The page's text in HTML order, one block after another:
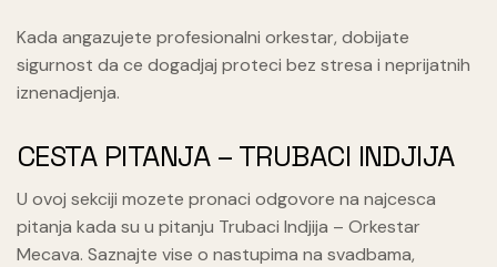
Kada angazujete profesionalni orkestar, dobijate
sigurnost da ce dogadjaj proteci bez stresa i neprijatnih
iznenadjenja.
CESTA PITANJA – TRUBACI INDJIJA
U ovoj sekciji mozete pronaci odgovore na najcesca
pitanja kada su u pitanju Trubaci Indjija – Orkestar
Mecava. Saznajte vise o nastupima na svadbama,